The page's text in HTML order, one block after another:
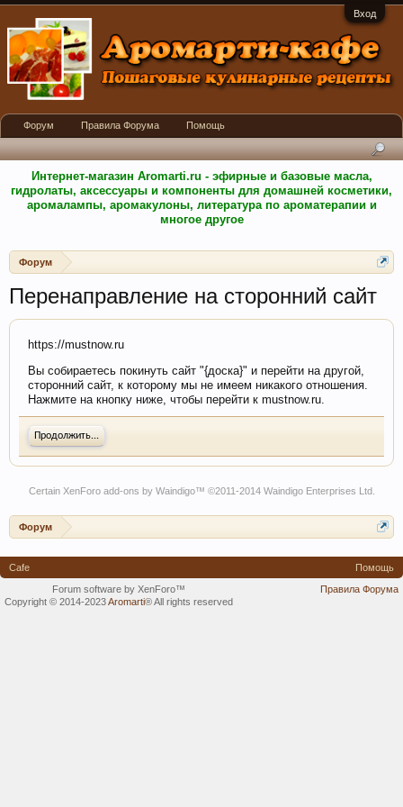
Вход
Интернет-магазин Aromarti.ru - эфирные и базовые масла,
гидролаты, аксессуары и компоненты для домашней косметики,
аромалампы, аромакулоны, литература по ароматерапии и
многое другое
Форум
Перенаправление на сторонний сайт
https://mustnow.ru
Вы собираетесь покинуть сайт "{доска}" и перейти на другой,
сторонний сайт, к которому мы не имеем никакого отношения.
Нажмите на кнопку ниже, чтобы перейти к mustnow.ru.
Продолжить...
Certain XenForo add-ons by Waindigo™ ©2011-2014 Waindigo Enterprises Ltd.
Форум
Форум Правила Форума Помощь
Cafe
Помощь
Правила Форума
Forum software by XenForo™
Copyright © 2014-2023Aromarti®All rights reserved